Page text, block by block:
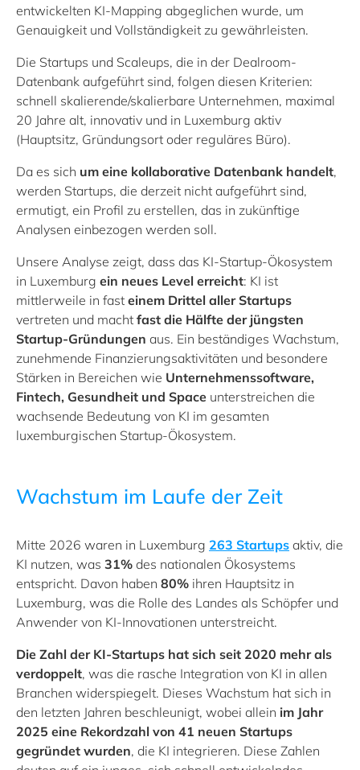
entwickelten KI-Mapping abgeglichen wurde, um
Genauigkeit und Vollständigkeit zu gewährleisten.
Die Startups und Scaleups, die in der Dealroom-
Datenbank aufgeführt sind, folgen diesen Kriterien:
schnell skalierende/skalierbare Unternehmen, maximal
20 Jahre alt, innovativ und in Luxemburg aktiv
(Hauptsitz, Gründungsort oder reguläres Büro).
Da es sich um eine kollaborative Datenbank handelt,
werden Startups, die derzeit nicht aufgeführt sind,
ermutigt, ein Profil zu erstellen, das in zukünftige
Analysen einbezogen werden soll.
Unsere Analyse zeigt, dass das KI-Startup-Ökosystem
in Luxemburg ein neues Level erreicht: KI ist
mittlerweile in fast einem Drittel aller Startups
vertreten und macht fast die Hälfte der jüngsten
Startup-Gründungen aus. Ein beständiges Wachstum,
zunehmende Finanzierungsaktivitäten und besondere
Stärken in Bereichen wie Unternehmenssoftware,
Fintech, Gesundheit und Space unterstreichen die
wachsende Bedeutung von KI im gesamten
luxemburgischen Startup-Ökosystem.
Wachstum im Laufe der Zeit
Mitte 2026 waren in Luxemburg 263 Startups aktiv, die
KI nutzen, was 31% des nationalen Ökosystems
entspricht. Davon haben 80% ihren Hauptsitz in
Luxemburg, was die Rolle des Landes als Schöpfer und
Anwender von KI-Innovationen unterstreicht.
Die Zahl der KI-Startups hat sich seit 2020 mehr als
verdoppelt, was die rasche Integration von KI in allen
Branchen widerspiegelt. Dieses Wachstum hat sich in
den letzten Jahren beschleunigt, wobei allein im Jahr
2025 eine Rekordzahl von 41 neuen Startups
gegründet wurden, die KI integrieren. Diese Zahlen